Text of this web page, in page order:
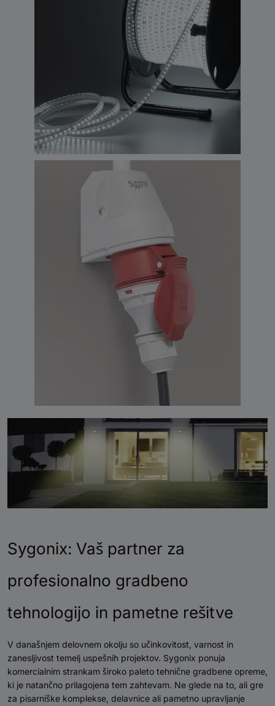
Sygonix: Vaš partner za
profesionalno gradbeno
tehnologijo in pametne rešitve
V današnjem delovnem okolju so učinkovitost, varnost in
zanesljivost temelj uspešnih projektov. Sygonix ponuja
komercialnim strankam široko paleto tehnične gradbene opreme,
ki je natančno prilagojena tem zahtevam. Ne glede na to, ali gre
za pisarniške komplekse, delavnice ali pametno upravljanje